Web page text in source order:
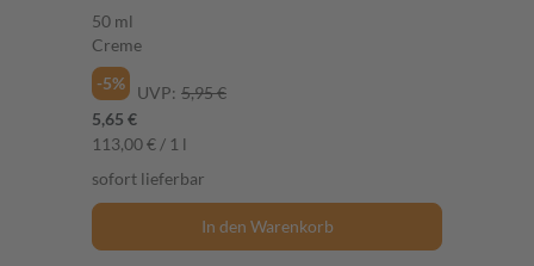
50 ml
Creme
-5%
UVP: 5,95 €
5,65 €
113,00 € / 1 l
sofort lieferbar
In den Warenkorb